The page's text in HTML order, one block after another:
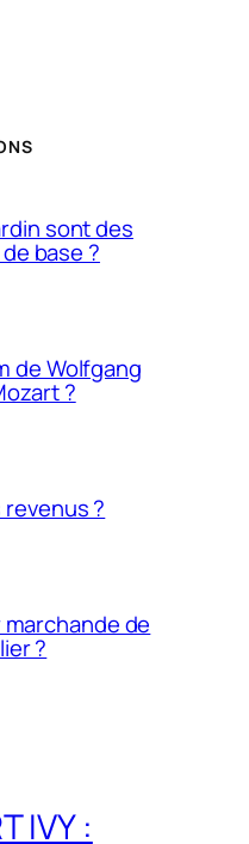
sont des
base ?
de Wolfgang
?
?
de
?
IVY :